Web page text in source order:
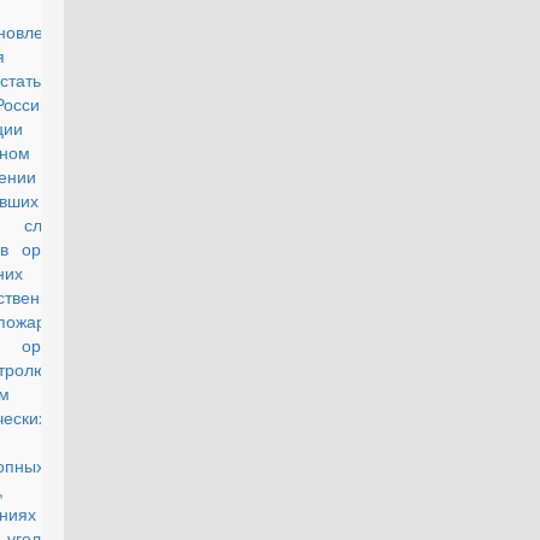
"О
части
43
"О
лиц,
службу,
органах
дел,
за
и
и